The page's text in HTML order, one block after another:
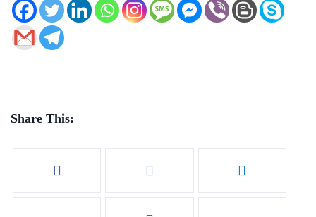
Share This: